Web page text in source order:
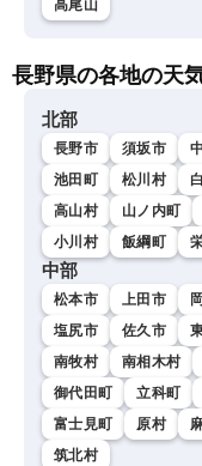
高尾山
長野県の各地の天
北部
長野市 須坂市
池田町
松川村
高山村
山ノ内町
小川村
飯綱町
中部
松本市 上田市
塩尻市
佐久市
南牧村
南相木村
御代田町
立科町
富士見町
原村
筑北村